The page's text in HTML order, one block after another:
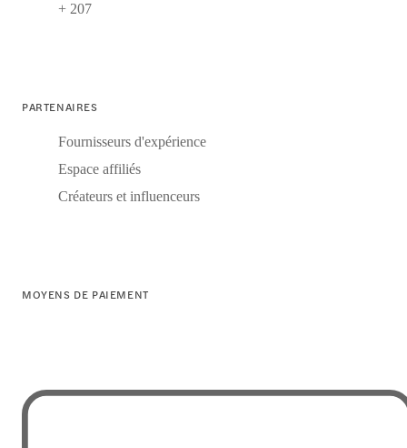
+ 207
PARTENAIRES
Fournisseurs d'expérience
Espace affiliés
Créateurs et influenceurs
MOYENS DE PAIEMENT